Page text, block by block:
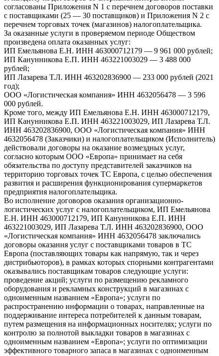
согласованы Приложения N 1 с перечнем договоров поставки
с поставщиками (25 — 30 поставщиков) и Приложения N 2 с
перечнем торговых точек (магазинов) налогоплательщика.
За оказанные услуги в проверяемом периоде Обществом
произведена оплата оказанных услуг:
ИП Емельянова Е.Н. ИНН 463000712179 — 9 961 000 рублей;
ИП Канунникова Е.П. ИНН 463221003029 — 3 488 000
рублей;
ИП Лазарева Т.Л. ИНН 463202836900 — 233 000 рублей (2021
год);
ООО «Логистическая компания» ИНН 4632056478 — 3 596
000 рублей.
Кроме того, между ИП Емельянова Е.Н. ИНН 463000712179,
ИП Канунникова Е.П. ИНН 463221003029, ИП Лазарева Т.Л.
ИНН 463202836900, ООО «Логистическая компания» ИНН
4632056478 (Заказчики) и налогоплательщиком (Исполнитель)
действовали договоры на оказание возмездных услуг,
согласно которым ООО «Европа» принимает на себя
обязательства по доступу представителей заказчиков на
территорию торговых точек ТС Европа, с целью обеспечения
развития и расширения функционирования супермаркетов
предприятия налогоплательщика.
Во исполнение договоров оказания организационно-
логистических услуг с налогоплательщиком, ИП Емельянова
Е.Н. ИНН 463000712179, ИП Канунникова Е.П. ИНН
463221003029, ИП Лазарева Т.Л. ИНН 463202836900, ООО
«Логистическая компания» ИНН 4632056478 заключались
договоры оказания услуг с поставщиками товаров в ТС
Европа (поставляющих товары как напрямую, так и через
дистрибьюторов), в рамках которых спорными контрагентами
оказывались поставщикам товаров следующие услуги:
проведение акций; услуги по размещению рекламного
оборудования и рекламных конструкций в магазинах с
одноименным названием «Европа»; услуги по
распространению информации о товарах, направленные на
поддерживание интереса потребителей к данным товарам,
путем размещения на информационных носителях; услуги по
контролю за полнотой выкладки товаров в магазинах с
одноименным названием «Европа»; услуги по оптимизации
эффективного товарного запаса в магазинах с одноименным